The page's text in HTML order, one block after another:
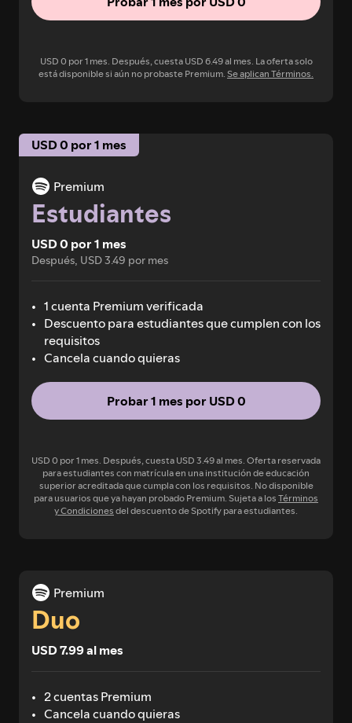
USD 0 por 1 mes. Después, cuesta USD 6.49 al mes. La oferta solo
está disponible si aún no probaste Premium.Se aplican Términos.
USD 0 por 1 mes
Premium
Estudiantes
USD 0 por 1 mes
Después, USD 3.49 por mes
1 cuenta Premium verificada
Descuento para estudiantes que cumplen con los
requisitos
Cancela cuando quieras
Probar 1 mes por USD 0
USD 0 por 1 mes. Después, cuesta USD 3.49 al mes. Oferta reservada
para estudiantes con matrícula en una institución de educación
superior acreditada que cumpla con los requisitos. No disponible
para usuarios que ya hayan probado Premium. Sujeta a losTérminos
y Condicionesdel descuento de Spotify para estudiantes.
Premium
Duo
USD 7.99 al mes
2 cuentas Premium
Cancela cuando quieras